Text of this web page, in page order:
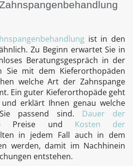
ist in den
Zu Beginn erwartet Sie in
Beratungsgespräch in der
Sie mit dem Kieferorthopäden
welche Art der Zahnspange
Ein guter Kieferorthopäde geht
erklärt Ihnen genau welche
passend sind. Dauer der
Preise und Kosten der
in jedem Fall auch in dem
werden, damit im Nachhinein
entstehen.